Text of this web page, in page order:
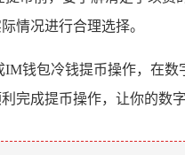
情况进行合理选择。
钱包冷钱提币操作，在
成提币操作，让你的数